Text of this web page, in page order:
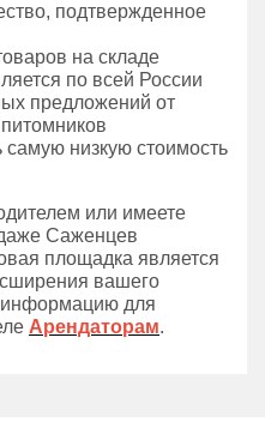
подтвержденное
на складе
по всей России
предложений от
низкую стоимость
или имеете
Саженцев
площадка является
вашего
информацию для
Арендаторам.